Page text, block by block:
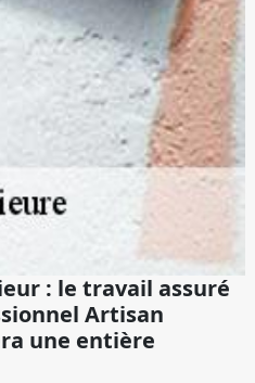
: le travail assuré
Artisan
une entière